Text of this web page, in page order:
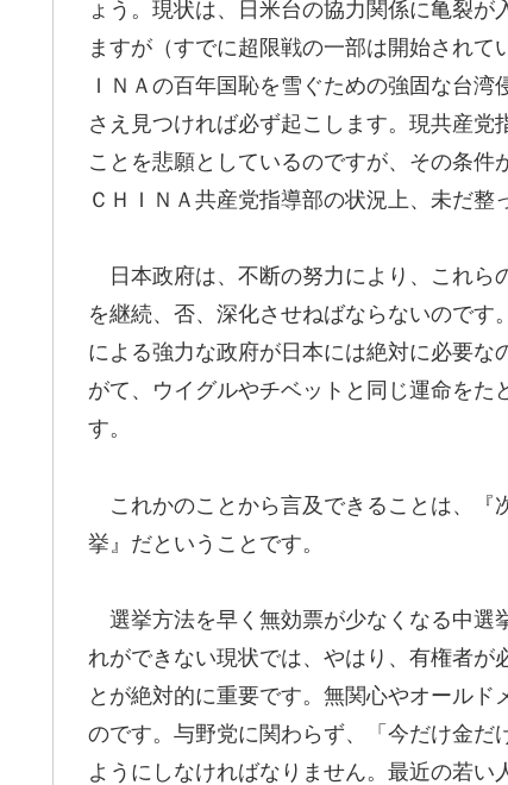
ょう。現状は、日米台の協力関係に亀裂
ますが（すでに超限戦の一部は開始され
ＩＮＡの百年国恥を雪ぐための強固な台
さえ見つければ必ず起こします。現共産
ことを悲願としているのですが、その条
ＣＨＩＮＡ共産党指導部の状況上、未だ整
日本政府は、不断の努力により、これら
を継続、否、深化させねばならないので
による強力な政府が日本には絶対に必要
がて、ウイグルやチベットと同じ運命を
す。
これかのことから言及できることは、『
挙』だということです。
選挙方法を早く無効票が少なくなる中選
れができない現状では、やはり、有権者が
とが絶対的に重要です。無関心やオール
のです。与野党に関わらず、「今だけ金
ようにしなければなりません。最近の若